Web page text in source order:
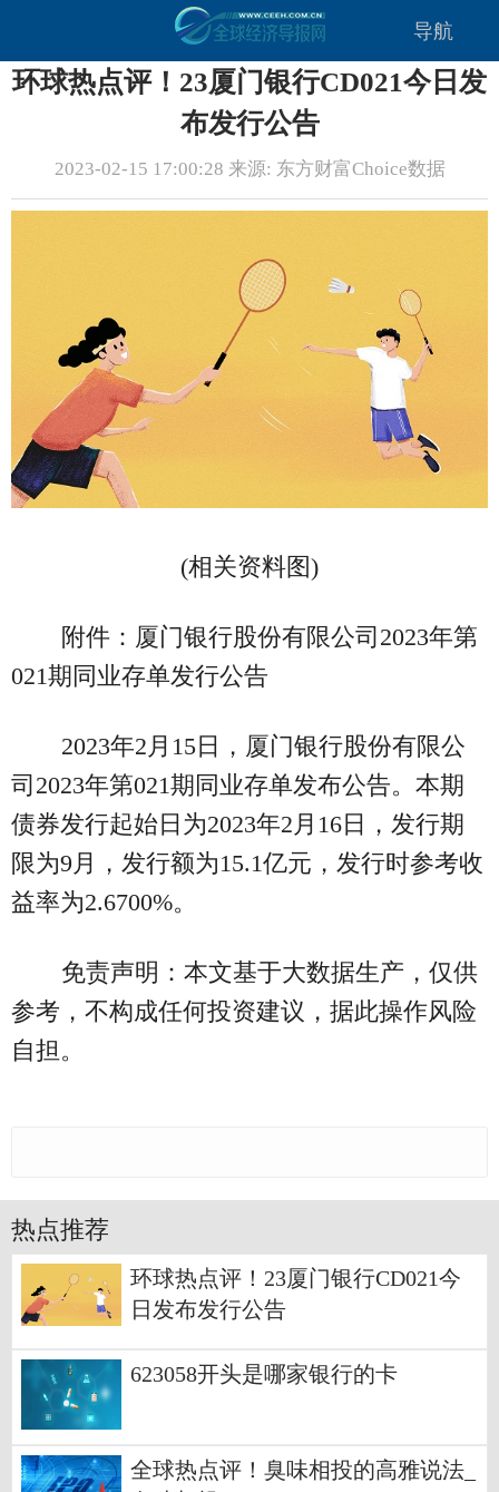
导航
环球热点评！23厦门银行CD021今日发
布发行公告
2023-02-15 17:00:28 来源: 东方财富Choice数据
(相关资料图)
附件：厦门银行股份有限公司2023年第
021期同业存单发行公告
2023年2月15日，厦门银行股份有限公
司2023年第021期同业存单发布公告。本期
债券发行起始日为2023年2月16日，发行期
限为9月，发行额为15.1亿元，发行时参考收
益率为2.6700%。
免责声明：本文基于大数据生产，仅供
参考，不构成任何投资建议，据此操作风险
自担。
热点推荐
环球热点评！23厦门银行CD021今
日发布发行公告
623058开头是哪家银行的卡
全球热点评！臭味相投的高雅说法_